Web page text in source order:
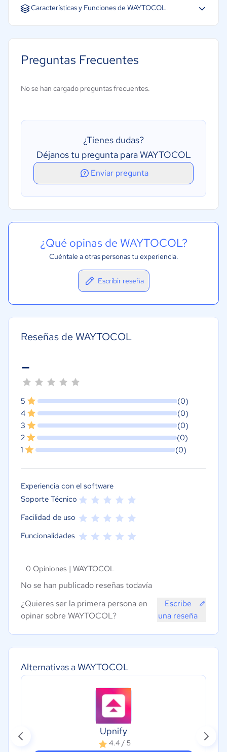
Alternativas a WAYTOCOL
Upnify
4.4 / 5
Español
Características y Funciones de WAYTOCOL
Seguimiento de asistencia al cliente
Preguntas Frecuentes
No se han cargado preguntas frecuentes.
¿Tienes dudas?
Déjanos tu pregunta para WAYTOCOL
Enviar pregunta
¿Qué opinas de WAYTOCOL?
Cuéntale a otras personas tu experiencia.
Escribir reseña
Reseñas de WAYTOCOL
-
5
(0)
4
(0)
3
(0)
2
(0)
1
(0)
Experiencia con el software
Soporte Técnico
Facilidad de uso
Funcionalidades
0 Opiniones | WAYTOCOL
No se han publicado reseñas todavía
¿Quieres ser la primera persona en
opinar sobre WAYTOCOL?
Escribe
una reseña